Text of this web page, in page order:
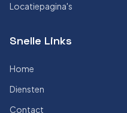
Locatiepagina's
Snelle Links
Home
Diensten
Contact